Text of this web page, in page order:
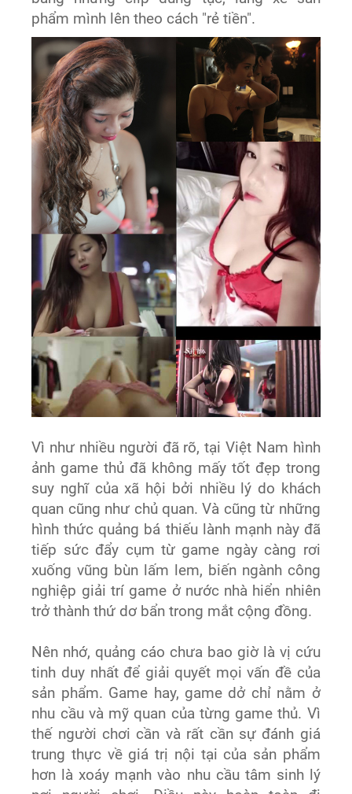
phẩm mình lên theo cách "rẻ tiền".
Vì như nhiều người đã rõ, tại Việt Nam hình
ảnh game thủ đã không mấy tốt đẹp trong
suy nghĩ của xã hội bởi nhiều lý do khách
quan cũng như chủ quan. Và cũng từ những
hình thức quảng bá thiếu lành mạnh này đã
tiếp sức đẩy cụm từ game ngày càng rơi
xuống vũng bùn lấm lem, biến ngành công
nghiệp giải trí game ở nước nhà hiển nhiên
trở thành thứ dơ bẩn trong mắt cộng đồng.
Nên nhớ, quảng cáo chưa bao giờ là vị cứu
tinh duy nhất để giải quyết mọi vấn đề của
sản phẩm. Game hay, game dở chỉ nằm ở
nhu cầu và mỹ quan của từng game thủ. Vì
thế người chơi cần và rất cần sự đánh giá
trung thực về giá trị nội tại của sản phẩm
hơn là xoáy mạnh vào nhu cầu tâm sinh lý